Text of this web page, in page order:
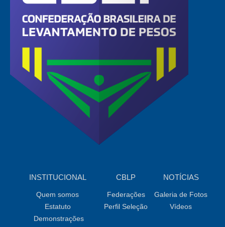
INSTITUCIONAL
Quem somos
Estatuto
Demonstrações
CBLP
Federações
Perfil Seleção
NOTÍCIAS
Galeria de Fotos
Vídeos